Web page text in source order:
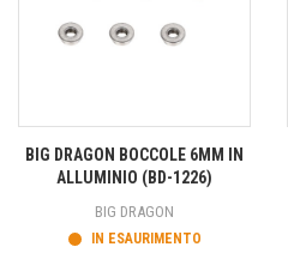
BIG DRAGON BOCCOLE 6MM IN
ALLUMINIO (BD-1226)
BIG DRAGON
IN ESAURIMENTO